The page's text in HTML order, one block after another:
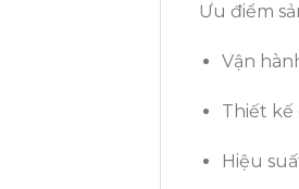
Ưu điểm
Vận
Thiết kế
Hiệu